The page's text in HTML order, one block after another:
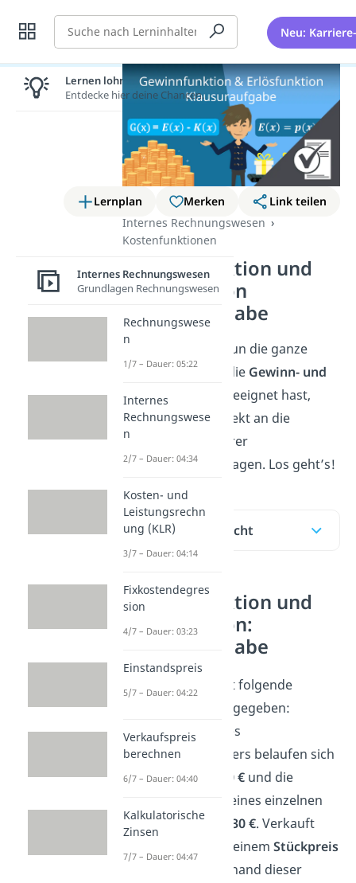
Suche Neu:
Lernplan Merken
Link teilen
Internes Rechnungswesen
Kostenfunktionen
Gewinnfunktion und
Erlösfunktion
Klausuraufgabe
Nachdem du dir nun die ganze
Theorie rund um die Gewinn- und
Erlösfunktion
angeeignet hast,
kannst du dich direkt an die
Bearbeitung unserer
Klausuraufgabe wagen. Los geht’s!
Inhaltsübersicht
Gewinnfunktion und
Erlösfunktion:
Klausuraufgabe
In einer Klausur ist folgende
Aufgabenstellung gegeben:
DieFixkosten
eines
Autoreifenherstellers belaufen sich
auf jährlich 50.000 €und die
eines einzelnen
Reifens liegen bei
30 €. Verkauft
wird ein Reifen zu einem Stückpreis
. Stelle anhand dieser
Lernen lohnt sich!
Entdecke hier deine Chancen.
Internes Rechnungswesen
Grundlagen Rechnungswesen
Rechnungswese
n
1/7 – Dauer: 05:22
Internes
Rechnungswese
n
2/7 – Dauer: 04:34
Kosten- und
Leistungsrechn
ung (KLR)
3/7 – Dauer: 04:14
Fixkostendegres
sion
4/7 – Dauer: 03:23
Einstandspreis
5/7 – Dauer: 04:22
Verkaufspreis
berechnen
6/7 – Dauer: 04:40
Kalkulatorische
Zinsen
7/7 – Dauer: 04:47